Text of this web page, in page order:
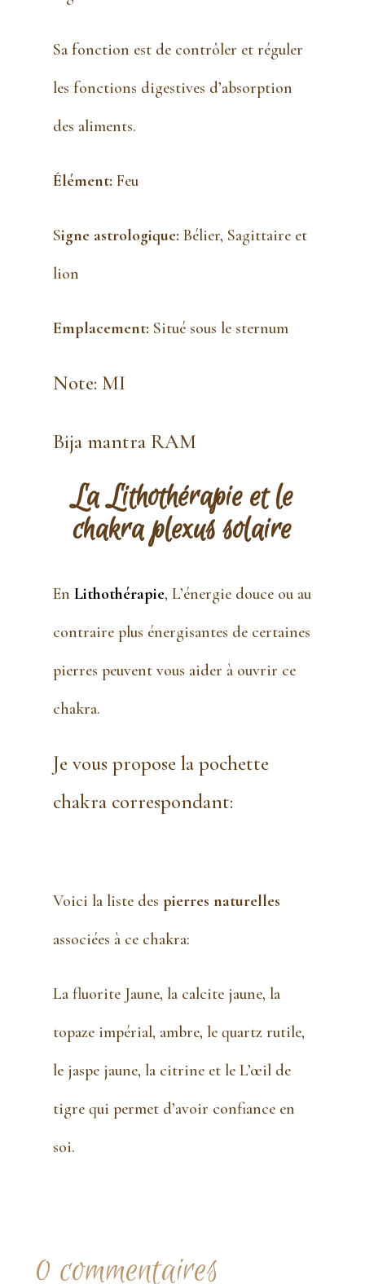
Sa fonction est de contrôler et réguler
les fonctions digestives d’absorption
des aliments.
Élément:Feu
Signe astrologique: Bélier, Sagittaire et
lion
Emplacement:Situé sous le sternum
Note: MI
Bija mantra RAM
La Lithothérapie et le
chakraplexus solaire
En Lithothérapie, L’énergie douce ou au
contraire plus énergisantes de certaines
pierres peuvent vous aider à ouvrir ce
chakra.
Je vous propose la pochette
chakra correspondant:
Voici la liste des pierres naturelles
associées à ce chakra:
La fluorite Jaune, la calcite jaune, la
topaze impérial, ambre, le quartz rutile,
le jaspe jaune, la citrine et le L’œil de
tigre qui permet d’avoir confiance en
soi.
0 commentaires